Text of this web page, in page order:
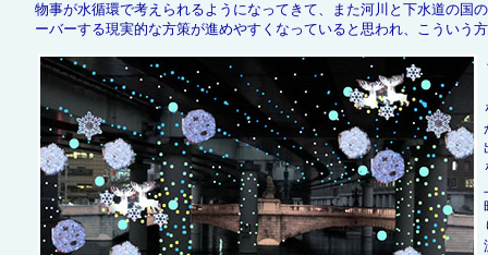
物事が水循環で考えられるようになってきて、また河川と下水道の国
ーバーする現実的な方策が進めやすくなっていると思われ、こういう